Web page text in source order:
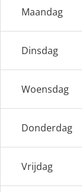
Maandag
Dinsdag
Woensdag
Donderdag
Vrijdag